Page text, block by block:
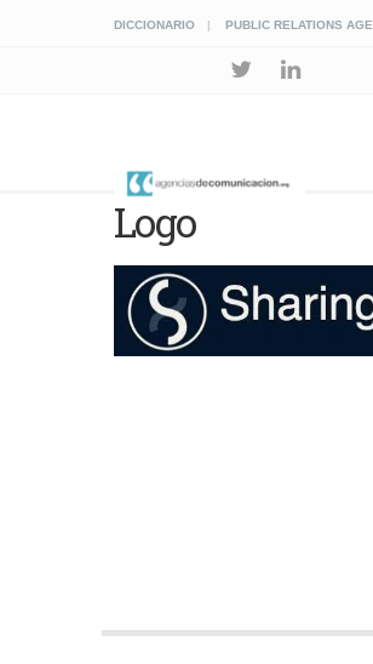
DICCIONARIO PUBLIC RELATIONS
Logo